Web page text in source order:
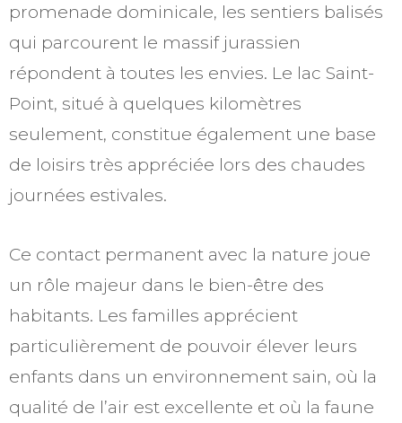
promenade dominicale, les sentiers balisés
qui parcourent le massif jurassien
répondent à toutes les envies. Le lac Saint-
Point, situé à quelques kilomètres
seulement, constitue également une base
de loisirs très appréciée lors des chaudes
journées estivales.
Ce contact permanent avec la nature joue
un rôle majeur dans le bien-être des
habitants. Les familles apprécient
particulièrement de pouvoir élever leurs
enfants dans un environnement sain, où la
qualité de l’air est excellente et où la faune